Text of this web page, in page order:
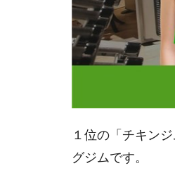
１位の「チキンジ
グジムです。